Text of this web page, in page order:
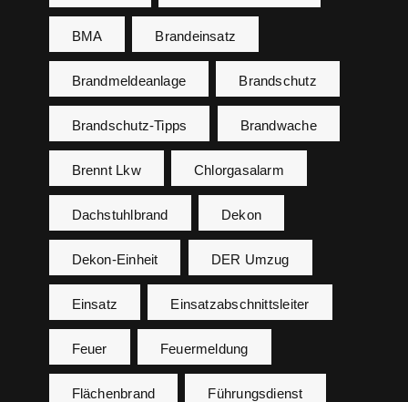
BMA Brandeinsatz
Brandmeldeanlage Brandschutz
Brandschutz-Tipps Brandwache
Brennt Lkw Chlorgasalarm
Dachstuhlbrand Dekon
Dekon-Einheit DER Umzug
Einsatz Einsatzabschnittsleiter
Feuer Feuermeldung
Flächenbrand Führungsdienst